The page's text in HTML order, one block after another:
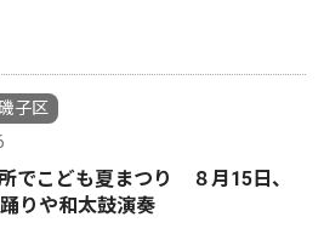
子区
でこども夏まつり ８月15日、
りや和太鼓演奏